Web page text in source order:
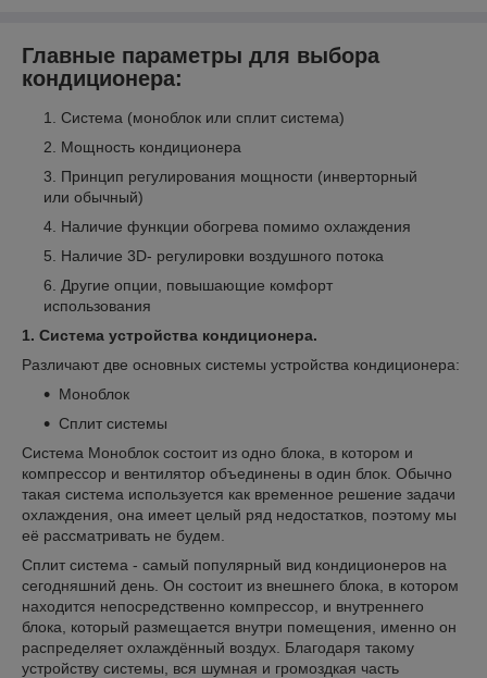
Главные параметры для выбора
кондиционера:
Система (моноблок или сплит система)
Мощность кондиционера
Принцип регулирования мощности (инверторный
или обычный)
Наличие функции обогрева помимо охлаждения
Наличие 3D- регулировки воздушного потока
Другие опции, повышающие комфорт
использования
1. Система устройства кондиционера.
Различают две основных системы устройства кондиционера:
Моноблок
Сплит системы
Система Моноблок состоит из одно блока, в котором и
компрессор и вентилятор объединены в один блок. Обычно
такая система используется как временное решение задачи
охлаждения, она имеет целый ряд недостатков, поэтому мы
её рассматривать не будем.
Сплит система - самый популярный вид кондиционеров на
сегодняшний день. Он состоит из внешнего блока, в котором
находится непосредственно компрессор, и внутреннего
блока, который размещается внутри помещения, именно он
распределяет охлаждённый воздух. Благодаря такому
устройству системы, вся шумная и громоздкая часть